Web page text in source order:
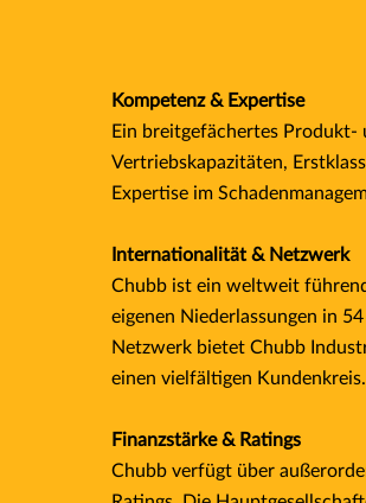
Kompetenz & Expertise
Ein breitgefächertes Produkt-
Vertriebskapazitäten,
Expertise im
Internationalität & Netzwerk
Chubb ist ein weltweit
eigenen Niederlassungen in
Netzwerk bietet Chubb
einen vielfältigen Kundenkreis.
Finanzstärke & Ratings
Chubb verfügt über